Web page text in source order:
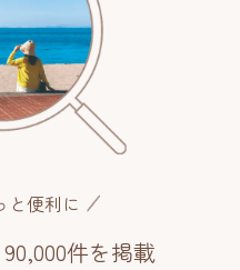
と便利に
件を掲載